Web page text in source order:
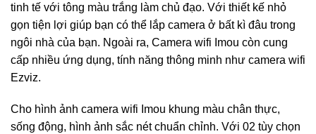
tinh tế với tông màu trắng làm chủ đạo. Với thiết kế nhỏ
gọn tiện lợi giúp bạn có thể lắp camera ở bất kì đâu trong
ngôi nhà của bạn. Ngoài ra, Camera wifi Imou còn cung
cấp nhiều ứng dụng, tính năng thông minh như camera wifi
Ezviz.
Cho hình ảnh camera wifi Imou khung màu chân thực,
sống động, hình ảnh sắc nét chuẩn chỉnh. Với 02 tùy chọn